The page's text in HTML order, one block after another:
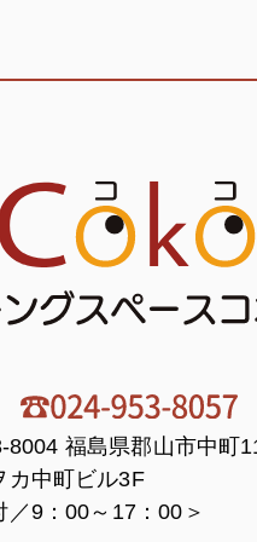
8004 福島県郡山市中町
カ中町ビル3F
／9：00～17：00＞